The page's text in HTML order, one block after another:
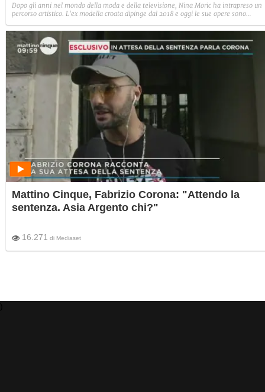
Dopo gli anni nel mondo della moda e della televisione, Nina Moric ha intrapreso un
percorso artistico. L'ex modella croata dipinge dal 2018 e oggi le sue opere sono
prezzi fino a 16.535 euro.
Mattino Cinque, Fabrizio Corona: "Attendo la
sentenza. Asia Argento chi?"
16.271 di Mediaset